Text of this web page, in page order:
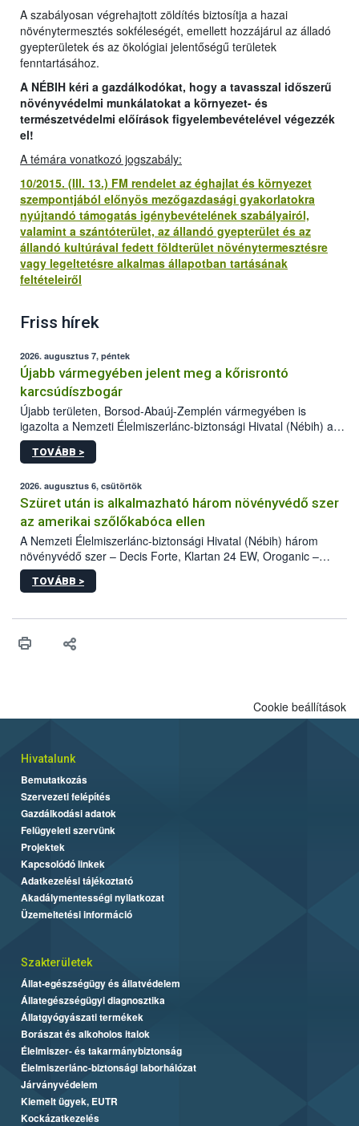
A szabályosan végrehajtott zöldítés biztosítja a hazai
növénytermesztés sokféleségét, emellett hozzájárul az álladó
gyepterületek és az ökológiai jelentőségű területek
fenntartásához.
A NÉBIH kéri a gazdálkodókat, hogy a tavasszal időszerű
növényvédelmi munkálatokat a környezet- és
természetvédelmi előírások figyelembevételével végezzék
el!
A témára vonatkozó jogszabály:
10/2015. (III. 13.) FM rendelet az éghajlat és környezet
szempontjából előnyös mezőgazdasági gyakorlatokra
nyújtandó támogatás igénybevételének szabályairól,
valamint a szántóterület, az állandó gyepterület és az
állandó kultúrával fedett földterület növénytermesztésre
vagy legeltetésre alkalmas állapotban tartásának
feltételeiről
Friss hírek
2026. augusztus 7, péntek
Újabb vármegyében jelent meg a kőrisrontó
karcsúdíszbogár
Újabb területen, Borsod-Abaúj-Zemplén vármegyében is
igazolta a Nemzeti Élelmiszerlánc-biztonsági Hivatal (Nébih) a
kőrisrontó karcsúdíszbogár (Agrilus planipennis) jelenlétét. A
kártevőt nem csak színcsapdában találták meg, de már fertőzött
az intenzív felderítést, emellett az intézkedéseket a szlovák
hatósággal is összehangolják a terjedés megállítása érdekében.
TOVÁBB >
2026. augusztus 6, csütörtök
Szüret után is alkalmazható három növényvédő szer
az amerikai szőlőkabóca ellen
A Nemzeti Élelmiszerlánc-biztonsági Hivatal (Nébih) három
növényvédő szer – Decis Forte, Klartan 24 EW, Oroganic –
engedélyokiratát módosította, így azok a szüretet követően,
egészen a vesszőérettség (BBCH 91) stádiumáig
érésű szőlőkben is legyen lehetőség a károsító elleni további
felhasználók számára is elérhető és ökológiai termesztésben is
TOVÁBB >
Cookie beállítások
Hivatalunk
Bemutatkozás
Szervezeti felépítés
Gazdálkodási adatok
Felügyeleti szervünk
Projektek
Kapcsolódó linkek
Adatkezelési tájékoztató
Akadálymentességi nyilatkozat
Üzemeltetési információ
Szakterületek
Állat-egészségügy és állatvédelem
Állategészségügyi diagnosztika
Állatgyógyászati termékek
Borászat és alkoholos italok
Élelmiszer- és takarmánybiztonság
Élelmiszerlánc-biztonsági laborhálózat
Járványvédelem
Kiemelt ügyek, EUTR
Kockázatkezelés